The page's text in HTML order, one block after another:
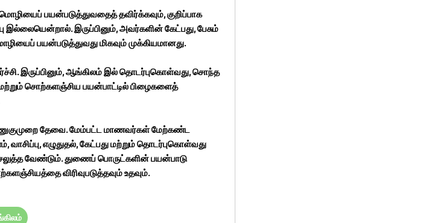
பயன்படுத்துவதைத் தவிர்க்கவும், குறிப்பாக
இருப்பினும், அவர்களின் கேட்பது, பேசும்
பயன்படுத்துவது மிகவும் முக்கியமானது.
இருப்பினும், ஆங்கிலம் இல் தொடர்புகொள்வது, சொந்த
சொற்களஞ்சிய பயன்பாட்டில் பிழைகளைத்
தேவை. மேம்பட்ட மாணவர்கள் மேற்கண்ட
எழுதுதல், கேட்பது மற்றும் தொடர்புகொள்வது
வேண்டும். துணைப் பொருட்களின் பயன்பாடு
விரிவுபடுத்தவும் உதவும்.